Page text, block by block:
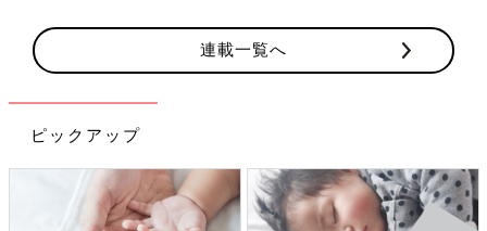
連載一覧へ
ピックアップ